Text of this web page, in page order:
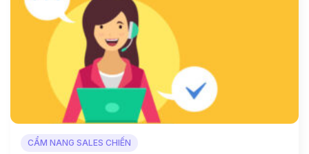
CẨM NANG SALES CHIẾN